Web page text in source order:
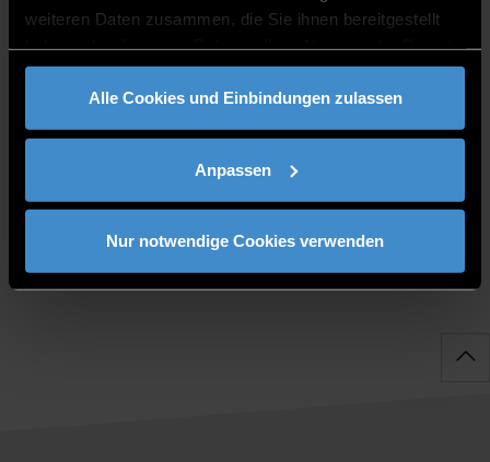
weiteren Daten zusammen, die Sie ihnen bereitgestellt
gesammelt haben.
Alle Cookies und Einbindungen zulassen
Anpassen
Nur notwendige Cookies verwenden
ITC2 1.54
0991/3615-8323